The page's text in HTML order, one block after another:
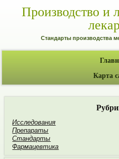
Производство и
Стандарты производства
Карта
Исследования
Препараты
Стандарты
Фармацевтика